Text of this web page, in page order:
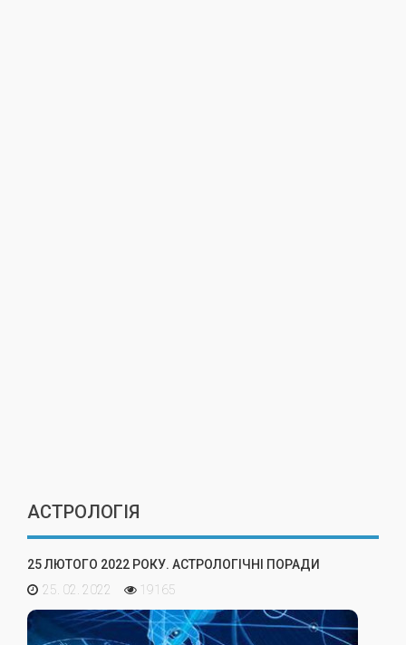
АСТРОЛОГІЯ
25 ЛЮТОГО 2022 РОКУ. АСТРОЛОГІЧНІ ПОРАДИ
25. 02. 2022
19165